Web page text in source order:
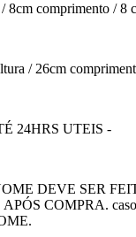
8cm comprimento / 8
/ 26cm
24HRS UTEIS -
DEVE SER
COMPRA. caso